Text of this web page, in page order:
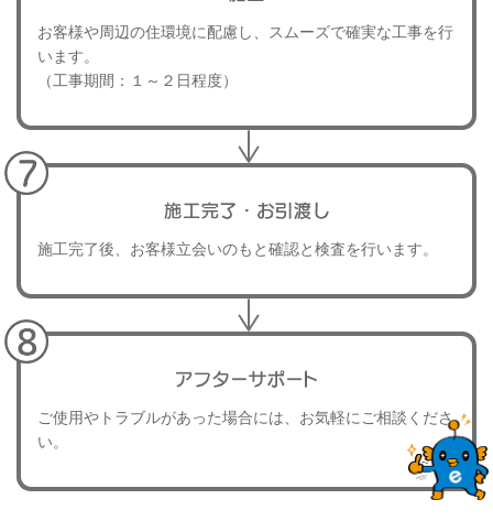
お客様や周辺の住環境に配慮し、スムーズで確実な工事を行
います。
（工事期間：１～２日程度）
施工完了後、お客様立会いのもと確認と検査を行います。
ご使用やトラブルがあった場合には、お気軽にご相談くださ
い。